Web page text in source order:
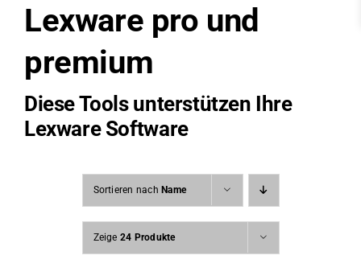
Lexware pro und
premium
Diese Tools unterstützen Ihre
Lexware Software
Sortieren nachName
Zeige 24 Produkte